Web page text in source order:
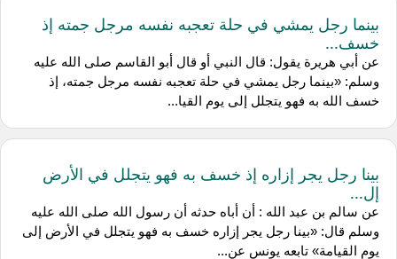
بينما رجل يمشي في حلة تعجبه نفسه مرجل جمته إذ
خسف...
عن أبي هريرة يقول: قال النبي أو قال أبو القاسم صلى الله عليه
وسلم: «بينما رجل يمشي في حلة تعجبه نفسه مرجل جمته، إذ
خسف الله به فهو يتجلل إلى يوم القيا...
بينا رجل يجر إزاره إذ خسف به فهو يتجلل في الأرض
إل...
عن ‌سالم بن عبد الله : أن ‌أباه حدثه أن رسول الله صلى الله عليه
وسلم قال: «بينا رجل يجر إزاره خسف به فهو يتجلل في الأرض إلى
يوم القيامة» تابعه يونس عن...